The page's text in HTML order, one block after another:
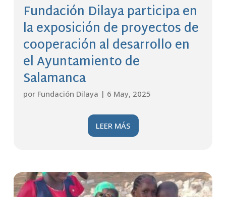
Fundación Dilaya participa en
la exposición de proyectos de
cooperación al desarrollo en
el Ayuntamiento de
Salamanca
por Fundación Dilaya | 6 May, 2025
LEER MÁS